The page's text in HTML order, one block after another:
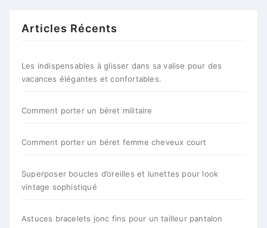
Articles Récents
Les indispensables à glisser dans sa valise pour des
vacances élégantes et confortables.
Comment porter un béret militaire
Comment porter un béret femme cheveux court
Superposer boucles d’oreilles et lunettes pour look
vintage sophistiqué
Astuces bracelets jonc fins pour un tailleur pantalon